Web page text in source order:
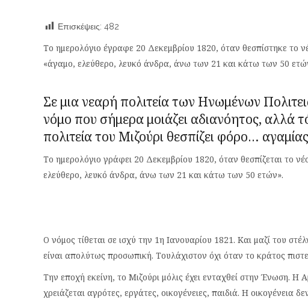
Επισκέψεις: 482
Το ημερολόγιο έγραφε 20 Δεκεμβρίου 1820, όταν θεσπίστηκε το
«άγαμο, ελεύθερο, λευκό άνδρα, άνω των 21 και κάτω των 50
Σε μια νεαρή πολιτεία των Ηνωμένων
νόμο που σήμερα μοιάζει αδιανόητος, αλλά
πολιτεία του Μιζούρι θεσπίζει φόρο…
Το ημερολόγιο γράφει 20 Δεκεμβρίου 1820, όταν θεσπίζεται το
ελεύθερο, λευκό άνδρα, άνω των 21 και κάτω των 50 ετών».
Ο νόμος τίθεται σε ισχύ την 1η Ιανουαρίου 1821. Και μαζί του
είναι απολύτως προσωπική. Τουλάχιστον όχι όταν το κράτος
Την εποχή εκείνη, το Μιζούρι μόλις έχει ενταχθεί στην Ένωση. Η
χρειάζεται αγρότες, εργάτες, οικογένειες, παιδιά. Η οικογένεια